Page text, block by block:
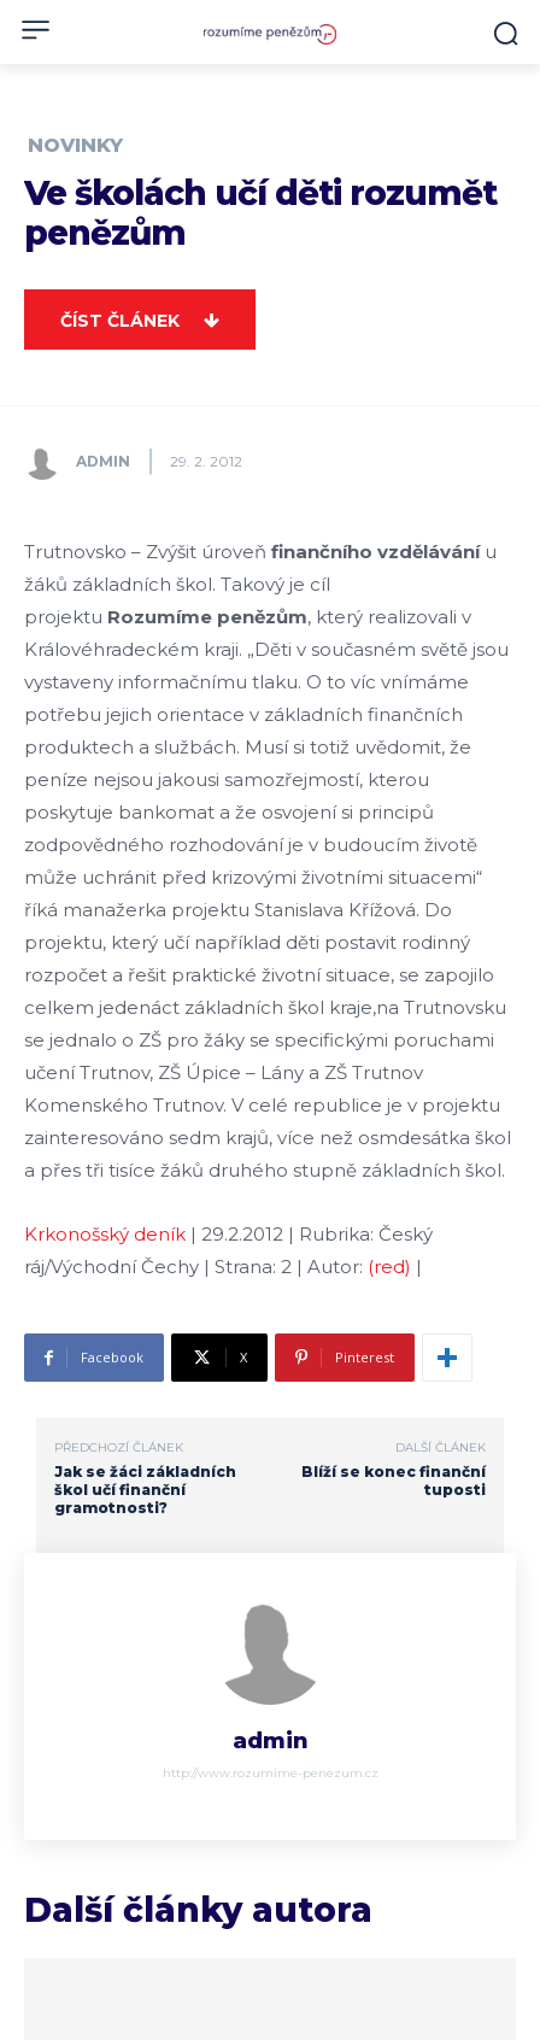
NOVINKY
Ve školách učí děti rozumět
penězům
ČÍST ČLÁNEK
ADMIN 29. 2. 2012
Trutnovsko – Zvýšit úroveň finančního vzděláváníu
žáků základních škol. Takový je cíl
projektu Rozumíme penězům, který realizovali v
Královéhradeckém kraji. „Děti v současném světě jsou
vystaveny informačnímu tlaku. O to víc vnímáme
potřebu jejich orientace v základních finančních
produktech a službách. Musí si totiž uvědomit, že
peníze nejsou jakousi samozřejmostí, kterou
poskytuje bankomat a že osvojení si principů
zodpovědného rozhodování je v budoucím životě
může uchránit před krizovými životními situacemi“
říká manažerka projektu Stanislava Křížová. Do
projektu, který učí například děti postavit rodinný
rozpočet a řešit praktické životní situace, se zapojilo
celkem jedenáct základních škol kraje,na Trutnovsku
se jednalo o ZŠ pro žáky se specifickými poruchami
učení Trutnov, ZŠ Úpice – Lány a ZŠ Trutnov
Komenského Trutnov. V celé republice je v projektu
zainteresováno sedm krajů, více než osmdesátka škol
a přes tři tisíce žáků druhého stupně základních škol.
Krkonošský deník | 29.2.2012 | Rubrika: Český
ráj/Východní Čechy | Strana: 2 | Autor: (red) |
Facebook X Pinterest
PŘEDCHOZÍ ČLÁNEK
Jak se žáci základních
škol učí finanční
gramotnosti?
DALŠÍ ČLÁNEK
Blíží se konec finanční
tuposti
admin
http://www.rozumime-penezum.cz
Další články autora